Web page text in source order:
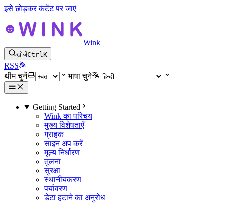
इसे छोड़कर कंटेंट पर जाएं
Wink
खोजेंCtrlK
RSS
थीम चुनें
भाषा चुने
Getting Started
Wink का परिचय
मुख्य विशेषताएँ
ग्राहक
साइन अप करें
मूल्य निर्धारण
तुलना
सुरक्षा
स्थानीयकरण
पर्यावरण
डेटा हटाने का अनुरोध